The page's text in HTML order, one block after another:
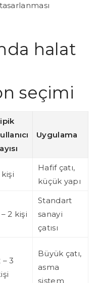
halat
seçimi
Uygulama
kişi
Hafif çatı,
küçük yapı
– 2 kişi
Standart
sanayi
çatısı
– 3
Büyük çatı,
asma
sistem